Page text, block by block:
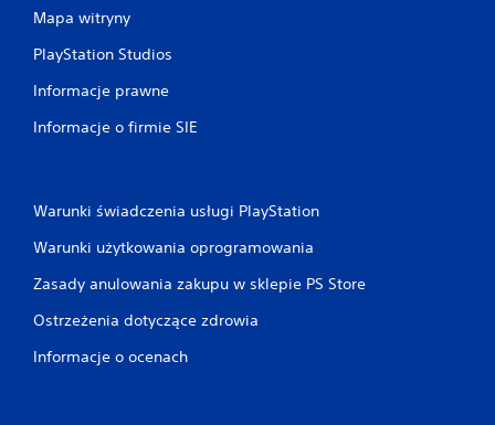
Mapa witryny
PlayStation Studios
Informacje prawne
Informacje o firmie SIE
Warunki świadczenia usługi PlayStation
Warunki użytkowania oprogramowania
Zasady anulowania zakupu w sklepie PS Store
Ostrzeżenia dotyczące zdrowia
Informacje o ocenach